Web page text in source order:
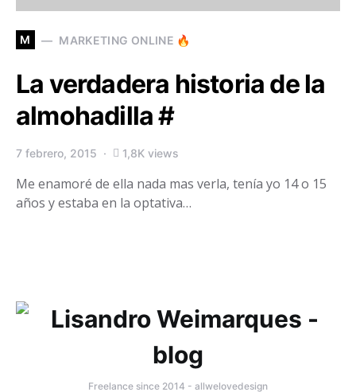
M MARKETING ONLINE 🔥
La verdadera historia de la
almohadilla #
7 febrero, 2015 1,8K views
Me enamoré de ella nada mas verla, tenía yo 14 o 15
años y estaba en la optativa…
Freelance since 2014 - allwelovedesign